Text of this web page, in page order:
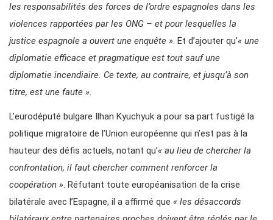
les responsabilités des forces de l’ordre espagnoles dans les
violences rapportées par les ONG – et pour lesquelles la
justice espagnole a ouvert une enquête ». Et d’ajouter qu’« une
diplomatie efficace et pragmatique est tout sauf une
diplomatie incendiaire. Ce texte, au contraire, et jusqu’à son
titre, est une faute ».
L’eurodéputé bulgare Ilhan Kyuchyuk a pour sa part fustigé la
politique migratoire de l’Union européenne qui n’est pas à la
hauteur des défis actuels, notant qu’« au lieu de chercher la
confrontation, il faut chercher comment renforcer la
coopération ». Réfutant toute européanisation de la crise
bilatérale avec l’Espagne, il a affirmé que « les désaccords